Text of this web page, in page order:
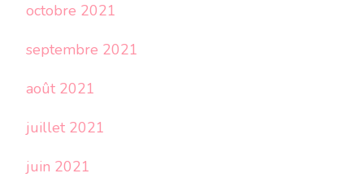
octobre 2021
septembre 2021
août 2021
juillet 2021
juin 2021